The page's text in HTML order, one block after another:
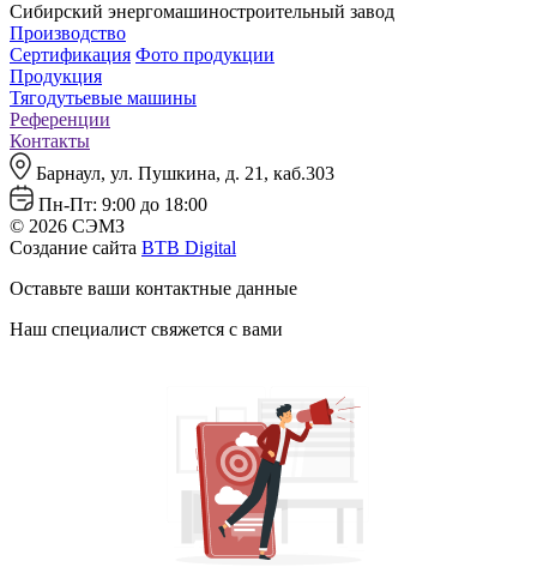
Сибирский энергомашиностроительный завод
Производство
Сертификация Фото продукции
Продукция
Тягодутьевые машины
Референции
Контакты
Барнаул, ул. Пушкина, д. 21, каб.303
Пн-Пт: 9:00 до 18:00
© 2026 СЭМЗ
Создание сайта BTB Digital
Оставьте ваши контактные данные
Наш специалист свяжется с вами